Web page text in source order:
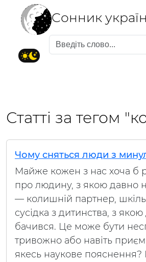
Cонник
Статті за тегом
Чому сняться люди з
Майже кожен з нас хоча б
про людину, з якою давно
— колишній партнер,
сусідка з дитинства, з
бачився. Це може бути
тривожно або навіть
якесь наукове